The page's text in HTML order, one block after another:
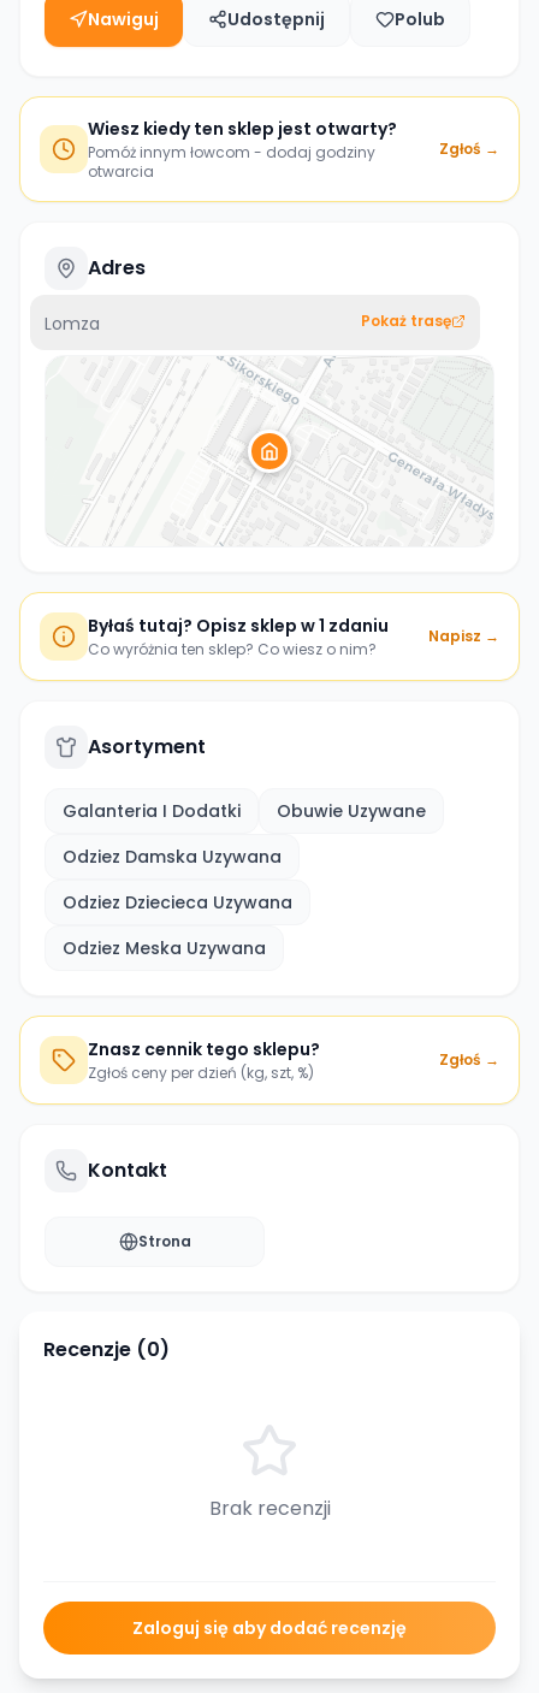
Nawiguj Udostępnij Polub
Wiesz kiedy ten sklep jest otwarty?
Pomóż innym łowcom - dodaj godziny
otwarcia
Zgłoś →
Adres
Lomza Pokaż trasę
Byłaś tutaj? Opisz sklep w 1 zdaniu
Co wyróżnia ten sklep? Co wiesz o nim?
Napisz →
Asortyment
Galanteria I Dodatki
Obuwie Uzywane
Odziez Damska Uzywana
Odziez Dziecieca Uzywana
Odziez Meska Uzywana
Znasz cennik tego sklepu?
Zgłoś ceny per dzień (kg, szt, %)
Zgłoś →
Kontakt
Strona
Recenzje (0)
Brak recenzji
Zaloguj się aby dodać recenzję